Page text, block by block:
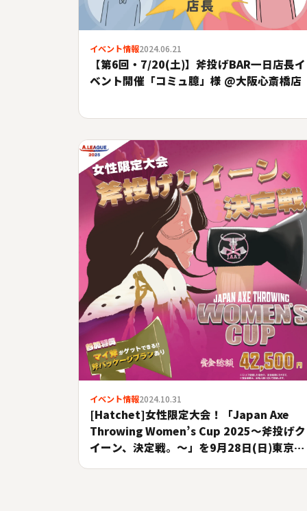
イベント情報2024.06.21
【第6回・7/20(土)】斧投げBAR一日店長イ
ベント開催「コミュ臆」様 @大阪心斎橋店
イベント情報2024.10.31
[Hatchet]女性限定大会！「Japan Axe
Throwing Women’s Cup 2025〜斧投げク
イーン、決定戦。〜」を9月28日(日)東京＆